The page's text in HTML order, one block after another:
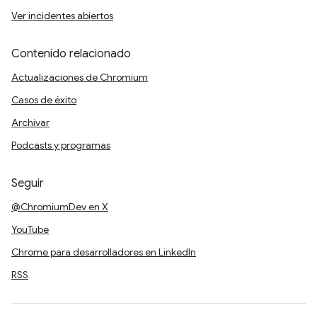
Ver incidentes abiertos
Contenido relacionado
Actualizaciones de Chromium
Casos de éxito
Archivar
Podcasts y programas
Seguir
@ChromiumDev en X
YouTube
Chrome para desarrolladores en LinkedIn
RSS